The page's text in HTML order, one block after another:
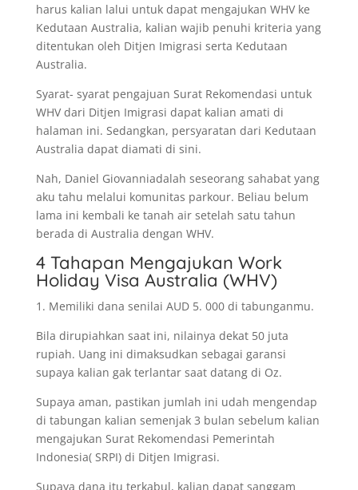
harus kalian lalui untuk dapat mengajukan WHV ke
Kedutaan Australia, kalian wajib penuhi kriteria yang
ditentukan oleh Ditjen Imigrasi serta Kedutaan
Australia.
Syarat- syarat pengajuan Surat Rekomendasi untuk
WHV dari Ditjen Imigrasi dapat kalian amati di
halaman ini. Sedangkan, persyaratan dari Kedutaan
Australia dapat diamati di sini.
Nah, Daniel Giovanniadalah seseorang sahabat yang
aku tahu melalui komunitas parkour. Beliau belum
lama ini kembali ke tanah air setelah satu tahun
berada di Australia dengan WHV.
4 Tahapan Mengajukan Work
Holiday Visa Australia (WHV)
1. Memiliki dana senilai AUD 5. 000 di tabunganmu.
Bila dirupiahkan saat ini, nilainya dekat 50 juta
rupiah. Uang ini dimaksudkan sebagai garansi
supaya kalian gak terlantar saat datang di Oz.
Supaya aman, pastikan jumlah ini udah mengendap
di tabungan kalian semenjak 3 bulan sebelum kalian
mengajukan Surat Rekomendasi Pemerintah
Indonesia( SRPI) di Ditjen Imigrasi.
Supaya dana itu terkabul, kalian dapat sanggam